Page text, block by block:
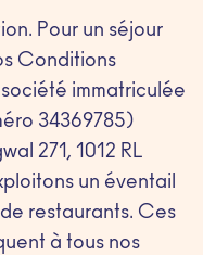
Pour un séjour
Conditions
immatriculée
34369785)
271, 1012 RL
un éventail
restaurants. Ces
à tous nos